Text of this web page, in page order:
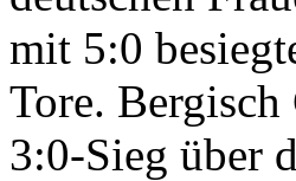
mit 5:0
Tore.
3:0-Sieg über